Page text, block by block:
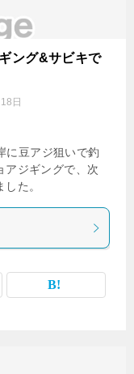
ング&サビキで
日
に豆アジ狙いで釣
アジギングで、次
た。